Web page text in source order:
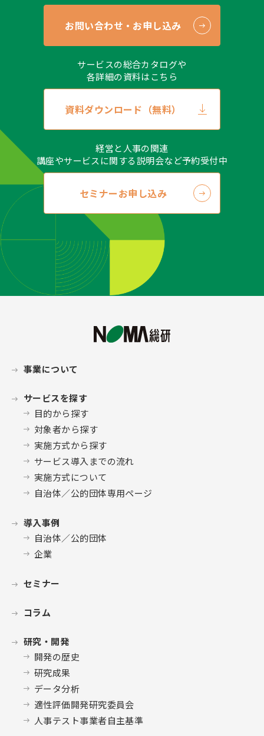
お問い合わせ・お申し込み
サービスの総合カタログや
各詳細の資料はこちら
資料ダウンロード（無料）
経営と人事の関連
講座やサービスに関する説明会など予約受付中
セミナーお申し込み
事業について
サービスを探す
目的から探す
対象者から探す
実施方式から探す
サービス導入までの流れ
実施方式について
自治体／公的団体専用ページ
導入事例
自治体／公的団体
企業
セミナー
コラム
研究・開発
開発の歴史
研究成果
データ分析
適性評価開発研究委員会
人事テスト事業者自主基準